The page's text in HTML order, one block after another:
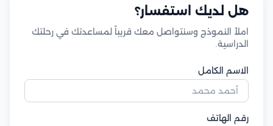
هل لديك استفسار؟
املأ النموذج وسنتواصل معك قريباً لمساعدتك في رحلتك
الدراسية.
الاسم الكامل
رقم الهاتف